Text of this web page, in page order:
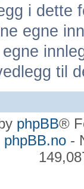
i dette
egne
til
phpBB®
phpBB.no-